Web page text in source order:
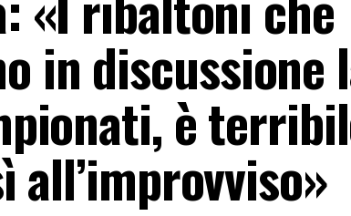
in discussione
è